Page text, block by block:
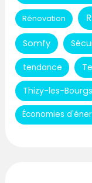
Rénovation
Somfy
tendance
Thizy-les-Bourgs
Économies